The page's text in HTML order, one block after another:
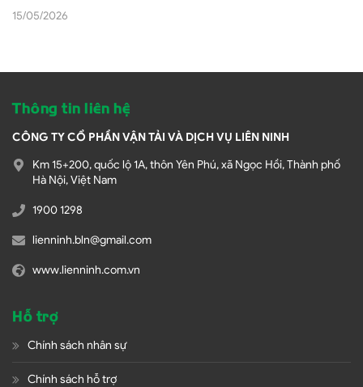
15/05/2026
Thông tin liên hệ
CÔNG TY CỔ PHẦN VẬN TẢI VÀ DỊCH VỤ LIÊN NINH
Km 15+200, quốc lộ 1A, thôn Yên Phú, xã Ngọc Hồi, Thành phố
Hà Nội, Việt Nam
1900 1298
lienninh.bln@gmail.com
www.lienninh.com.vn
Hỗ trợ
Chính sách nhân sự
Chính sách hỗ trợ